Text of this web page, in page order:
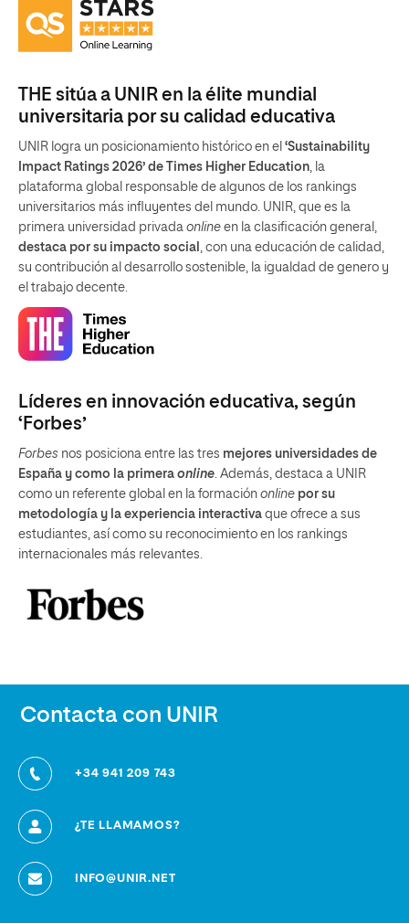
THE sitúa a UNIR en la élite mundial
universitaria por su calidad educativa
UNIR logra un posicionamiento histórico en el ‘Sustainability
Impact Ratings 2026’ de Times Higher Education , la
plataforma global responsable de algunos de los rankings
universitarios más influyentes del mundo. UNIR, que es la
primera universidad privada online en la clasificación general,
destaca por su impacto social
, con una educación de calidad,
su contribución al desarrollo sostenible, la igualdad de genero y
el trabajo decente.
Líderes en innovación educativa, según
‘Forbes’
Forbes nos posiciona entre las tres mejores universidades de
España y como la primera online. Además, destaca a UNIR
como un referente global en la formación online por su
metodología y la experiencia interactiva que ofrece a sus
estudiantes, así como su reconocimiento en los rankings
internacionales más relevantes.
Contacta con UNIR
+34 941 209 743
¿TE LLAMAMOS?
INFO@UNIR.NET